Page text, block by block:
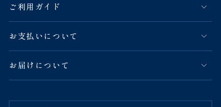
ご利用ガイド
お支払いについて
お届けについて